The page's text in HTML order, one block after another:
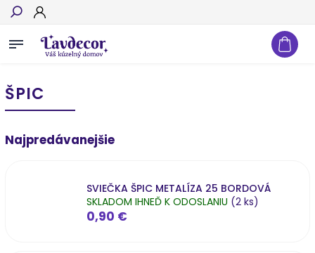
Hľadať
ŠPIC
Najpredávanejšie
SVIEČKA ŠPIC METALÍZA 25 BORDOVÁ
SKLADOM IHNEĎ K ODOSLANIU (2 ks)
0,90 €